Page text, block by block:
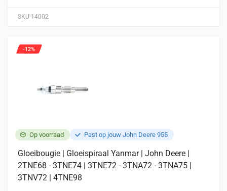
SKU-14002
Op voorraad Past op jouw John Deere 955
-12%
Gloeibougie | Gloeispiraal Yanmar | John Deere |
2TNE68 - 3TNE74 | 3TNE72 - 3TNA72 - 3TNA75 |
3TNV72 | 4TNE98